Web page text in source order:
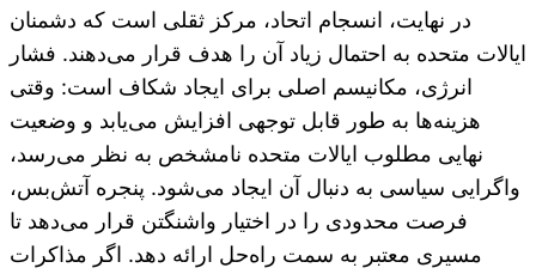
در نهایت، انسجام اتحاد، مرکز ثقلی است که دشمنان
ایالات متحده به احتمال زیاد آن را هدف قرار می‌دهند. فشار
انرژی، مکانیسم اصلی برای ایجاد شکاف است: وقتی
هزینه‌ها به طور قابل توجهی افزایش می‌یابد و وضعیت
نهایی مطلوب ایالات متحده نامشخص به نظر می‌رسد،
واگرایی سیاسی به دنبال آن ایجاد می‌شود. پنجره آتش‌بس،
فرصت محدودی را در اختیار واشنگتن قرار می‌دهد تا
مسیری معتبر به سمت راه‌حل ارائه دهد. اگر مذاکرات